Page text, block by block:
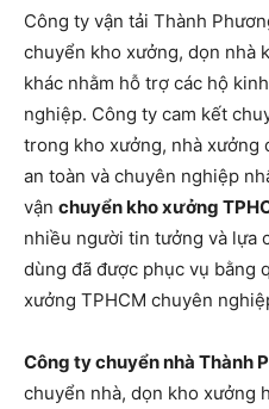
Công ty vận tải Thành
chuyển kho xưởng, dọn nhà
khác nhằm hỗ trợ các hộ
nghiệp. Công ty cam kết
trong kho xưởng, nhà xưởng
an toàn và chuyên nghiệp
vận chuyển kho xưởng
nhiều người tin tưởng và lựa
dùng đã được phục vụ bằng
xưởng TPHCM chuyên
Công ty chuyển nhà Thành
chuyển nhà, dọn kho xưởng